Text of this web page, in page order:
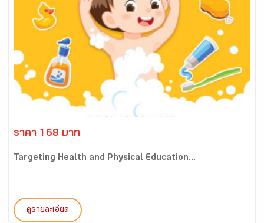
ราคา 168 บาท
Targeting Health and Physical Education...
ดูรายละเอียด